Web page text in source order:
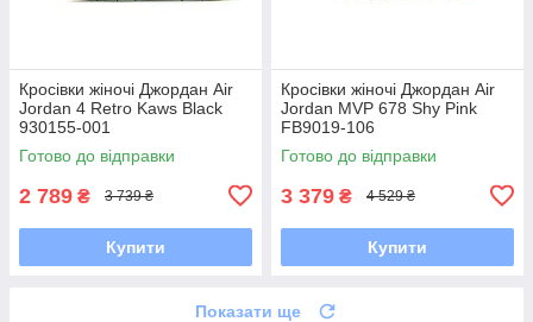
Кросівки жіночі Джордан Air
Jordan 4 Retro Kaws Black
930155-001
Готово до відправки
2 789 ₴ 3 739 ₴
Купити
Кросівки жіночі Джордан Air
Jordan MVP 678 Shy Pink
FB9019-106
Готово до відправки
3 379 ₴ 4 529 ₴
Купити
Показати ще